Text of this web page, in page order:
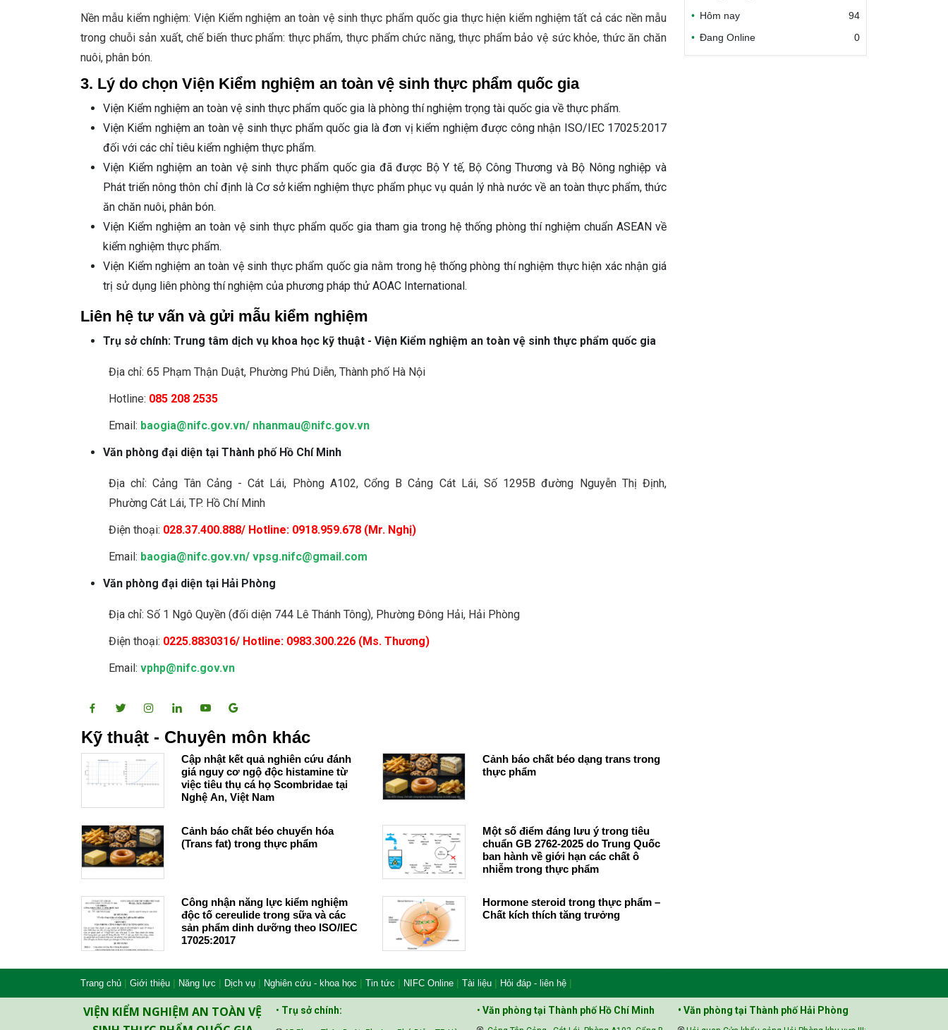
Nền mẫu kiểm nghiệm: Viện Kiểm nghiệm an toàn vệ sinh thực phẩm quốc gia thực hiện kiểm nghiệm tất cả các nền mẫu
trong chuỗi sản xuất, chế biến thưc phẩm: thực phẩm, thực phẩm chức năng, thực phẩm bảo vệ sức khỏe, thức ăn chăn
nuôi, phân bón.
3. Lý do chọn Viện Kiểm nghiệm an toàn vệ sinh thực phẩm quốc gia
Viện Kiểm nghiệm an toàn vệ sinh thực phẩm quốc gia là phòng thí nghiệm trọng tài quốc gia về thực phẩm.
Viện Kiểm nghiệm an toàn vệ sinh thực phẩm quốc gia là đơn vị kiểm nghiệm được công nhận ISO/IEC 17025:2017
đối với các chỉ tiêu kiểm nghiệm thực phẩm.
Viện Kiểm nghiệm an toàn vệ sinh thực phẩm quốc gia đã được Bộ Y tế, Bộ Công Thương và Bộ Nông nghiệp và
Phát triển nông thôn chỉ định là Cơ sở kiểm nghiệm thực phẩm phục vụ quản lý nhà nước về an toàn thực phẩm, thức
ăn chăn nuôi, phân bón.
Viện Kiểm nghiệm an toàn vệ sinh thực phẩm quốc gia tham gia trong hệ thống phòng thí nghiệm chuẩn ASEAN về
kiểm nghiệm thực phẩm.
Viện Kiểm nghiệm an toàn vệ sinh thực phẩm quốc gia nằm trong hệ thống phòng thí nghiệm thực hiện xác nhận giá
trị sử dụng liên phòng thí nghiệm của phương pháp thử AOAC International.
Liên hệ tư vấn và gửi mẫu kiểm nghiệm
Trụ sở chính: Trung tâm dịch vụ khoa học kỹ thuật - Viện Kiểm nghiệm an toàn vệ sinh thực phẩm quốc gia
Địa chỉ: 65 Phạm Thận Duật, Phường Phú Diễn, Thành phố Hà Nội
Hotline: 085 208 2535
Email: baogia@nifc.gov.vn/ nhanmau@nifc.gov.vn
Văn phòng đại diện tại Thành phố Hồ Chí Minh
Địa chỉ: Cảng Tân Cảng - Cát Lái, Phòng A102, Cổng B Cảng Cát Lái, Số 1295B đường Nguyễn Thị Định,
Phường Cát Lái, TP. Hồ Chí Minh
Điện thoại: 028.37.400.888/ Hotline: 0918.959.678 (Mr. Nghị)
Email: baogia@nifc.gov.vn/ vpsg.nifc@gmail.com
Văn phòng đại diện tại Hải Phòng
Địa chỉ: Số 1 Ngô Quyền (đối diện 744 Lê Thánh Tông), Phường Đông Hải, Hải Phòng
Điện thoại: 0225.8830316/ Hotline: 0983.300.226 (Ms. Thương)
Email: vphp@nifc.gov.vn
Kỹ thuật - Chuyên môn khác
Cập nhật kết quả nghiên cứu đánh
giá nguy cơ ngộ độc histamine từ
việc tiêu thụ cá họ Scombridae tại
Nghệ An, Việt Nam
Cảnh báo chất béo dạng trans trong
thực phẩm
Cảnh báo chất béo chuyển hóa
(Trans fat) trong thực phẩm
Một số điểm đáng lưu ý trong tiêu
chuẩn GB 2762-2025 do Trung Quốc
ban hành về giới hạn các chất ô
nhiễm trong thực phẩm
Công nhận năng lực kiểm nghiệm
độc tố cereulide trong sữa và các
sản phẩm dinh dưỡng theo ISO/IEC
17025:2017
Hormone steroid trong thực phẩm –
Chất kích thích tăng trưởng
Công đoàn Y tế Việt Nam
Safe Food for Growth Project
Hôm nay
94
Đang Online
0
Trang chủ | Giới thiệu | Năng lực | Dịch vụ | Nghiên cứu - khoa học | Tin tức | NIFC Online | Tài liệu | Hỏi đáp - liên hệ |
VIỆN KIỂM NGHIỆM AN TOÀN VỆ
• Trụ sở chính: • Văn phòng tại Thành phố Hồ Chí Minh • Văn phòng tại Thành phố Hải Phòng